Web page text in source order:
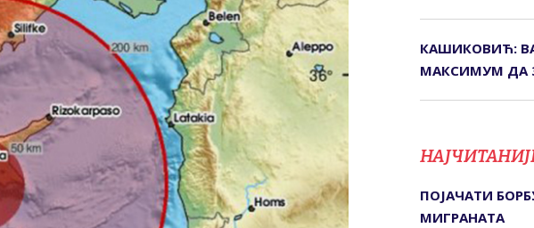
КАШИКОВИЋ:
МАКСИМУМ ДА
ПОЈАЧАТИ
МИГРАНАТА